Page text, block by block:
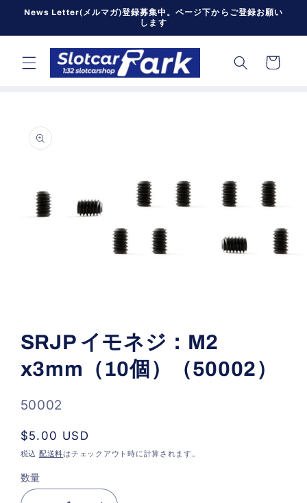
コンテン
News Letter(メルマガ)登録募集中。ページ下からご登録お願い
します
ー
にスキッ
プ
ダ
ル
で
メ
ィ
ア
を
開
く
SRJP イモネジ：M2
x3mm（10個）（50002）
SKU:
50002
通
常
格
$5.00 USD
税込 配送料はチェックアウト時に計算されます。
数量